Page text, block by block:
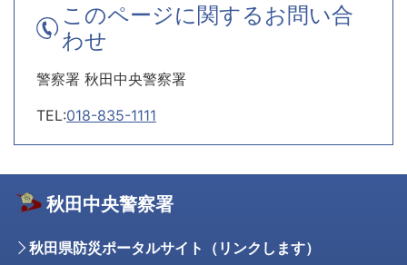
このページに関するお問い合
わせ
警察署 秋田中央警察署
TEL:018-835-1111
秋田中央警察署
秋田県防災ポータルサイト（リンクします）